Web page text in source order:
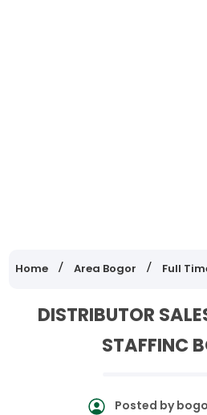
Home Area Bogor Full
DISTRIBUTOR
STAFFINC
Posted by